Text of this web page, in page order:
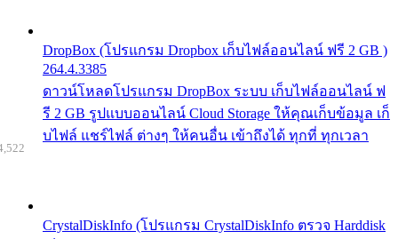
DropBox (โปรแกรม Dropbox เก็บไฟล์ออนไลน์ ฟรี 2 GB )
264.4.3385
ดาวน์โหลดโปรแกรม DropBox ระบบ เก็บไฟล์ออนไลน์ ฟ
รี 2 GB รูปแบบออนไลน์ Cloud Storage ให้คุณเก็บข้อมูล เก็
บไฟล์ แชร์ไฟล์ ต่างๆ ให้คนอื่น เข้าถึงได้ ทุกที่ ทุกเวลา
CrystalDiskInfo (โปรแกรม CrystalDiskInfo ตรวจ Harddisk